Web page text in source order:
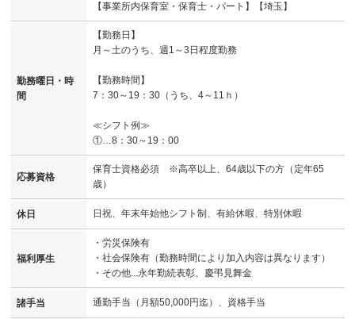
【事業所内保育室・保育士・パート】【埼玉】
勤務曜日・時
間
【勤務日】
月～土のうち、週1～3日程度勤務
【勤務時間】
7：30～19：30（うち、4～11ｈ）
≪シフト例≫
①…8：30～19：00
応募資格
保育士資格必須 ※高卒以上、64歳以下の方（定年65
歳）
休日 日祝、年末年始他シフト制、有給休暇、特別休暇
福利厚生
・労災保険有
・社会保険有（勤務時間により加入内容は異なります）
・その他...永年勤続表彰、慶弔見舞金
諸手当 通勤手当（月額50,000円迄）、資格手当